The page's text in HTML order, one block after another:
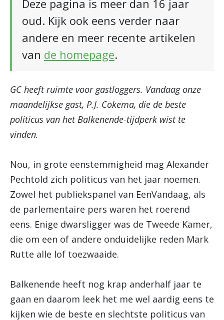
Deze pagina is meer dan 16 jaar
oud. Kijk ook eens verder naar
andere en meer recente artikelen
van de homepage.
GC heeft ruimte voor gastloggers. Vandaag onze
maandelijkse gast, P.J. Cokema, die de beste
politicus van het Balkenende-tijdperk wist te
vinden.
Nou, in grote eenstemmigheid mag Alexander
Pechtold zich politicus van het jaar noemen.
Zowel het publiekspanel van EenVandaag, als
de parlementaire pers waren het roerend
eens. Enige dwarsligger was de Tweede Kamer,
die om een of andere onduidelijke reden Mark
Rutte alle lof toezwaaide.
Balkenende heeft nog krap anderhalf jaar te
gaan en daarom leek het me wel aardig eens te
kijken wie de beste en slechtste politicus van